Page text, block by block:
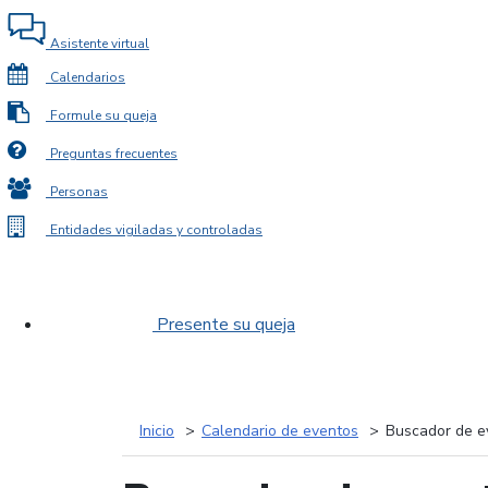
Asistente virtual
Calendarios
Formule su queja
Preguntas frecuentes
Personas
Entidades vigiladas y controladas
Presente su queja
Inicio Calendario de eventos Buscador de